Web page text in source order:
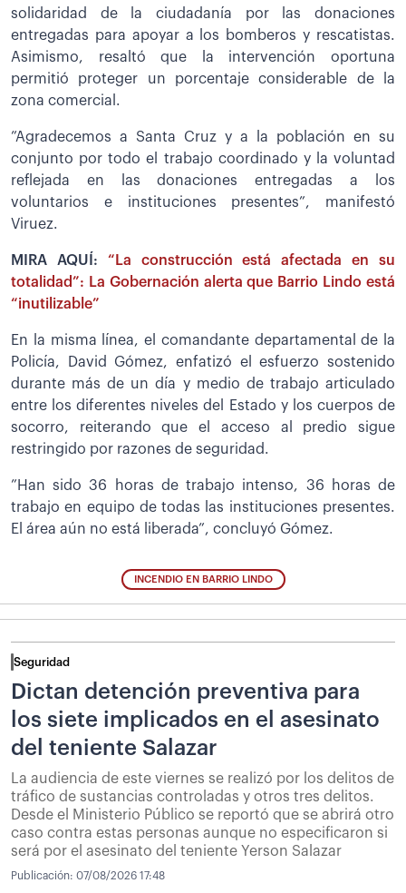
solidaridad de la ciudadanía por las donaciones
entregadas para apoyar a los bomberos y rescatistas.
Asimismo, resaltó que la intervención oportuna
permitió proteger un porcentaje considerable de la
zona comercial.
”Agradecemos a Santa Cruz y a la población en su
conjunto por todo el trabajo coordinado y la voluntad
reflejada en las donaciones entregadas a los
voluntarios e instituciones presentes”, manifestó
Viruez.
MIRA AQUÍ: “La construcción está afectada en su
totalidad”: La Gobernación alerta que Barrio Lindo está
“inutilizable”
En la misma línea, el comandante departamental de la
Policía, David Gómez, enfatizó el esfuerzo sostenido
durante más de un día y medio de trabajo articulado
entre los diferentes niveles del Estado y los cuerpos de
socorro, reiterando que el acceso al predio sigue
restringido por razones de seguridad.
”Han sido 36 horas de trabajo intenso, 36 horas de
trabajo en equipo de todas las instituciones presentes.
El área aún no está liberada”, concluyó Gómez.
INCENDIO EN BARRIO LINDO
Seguridad
Dictan detención preventiva para
los siete implicados en el asesinato
del teniente Salazar
La audiencia de este viernes se realizó por los delitos de
tráfico de sustancias controladas y otros tres delitos.
Desde el Ministerio Público se reportó que se abrirá otro
caso contra estas personas aunque no especificaron si
será por el asesinato del teniente Yerson Salazar
Publicación: 07/08/2026 17:48